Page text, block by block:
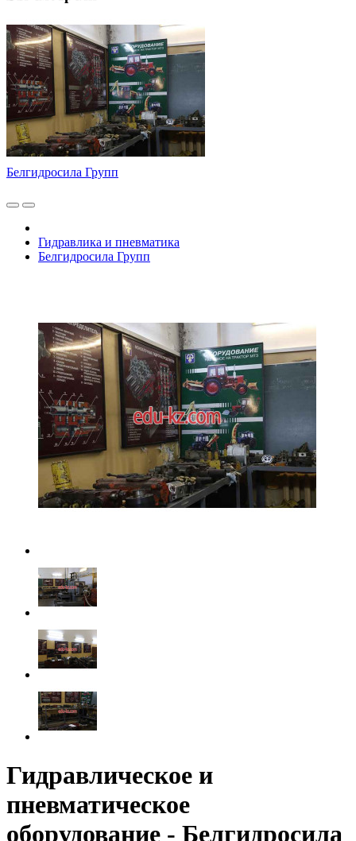
Белгидросила Групп
Гидравлика и пневматика
Белгидросила Групп
Гидравлическое и
пневматическое
оборудование - Белгидросила